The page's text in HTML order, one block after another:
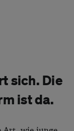
sich. Die
ist da.